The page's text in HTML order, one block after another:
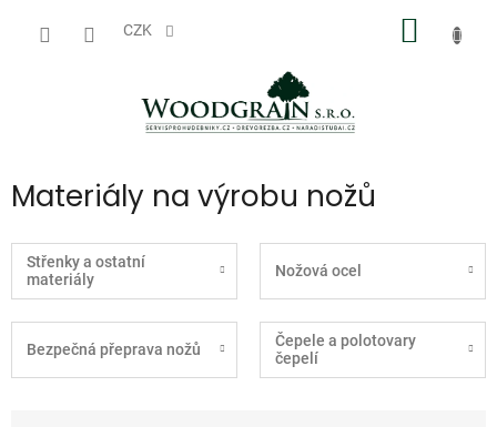
CZK
Materiály na výrobu nožů
Střenky a ostatní
materiály
Nožová ocel
Bezpečná přeprava nožů
Čepele a polotovary
čepelí